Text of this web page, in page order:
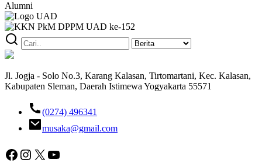
Alumni
Jl. Jogja - Solo No.3, Karang Kalasan, Tirtomartani, Kec. Kalasan,
Kabupaten Sleman, Daerah Istimewa Yogyakarta 55571
(0274) 496341
musaka@gmail.com
Facebook
Instagram
X YouTube